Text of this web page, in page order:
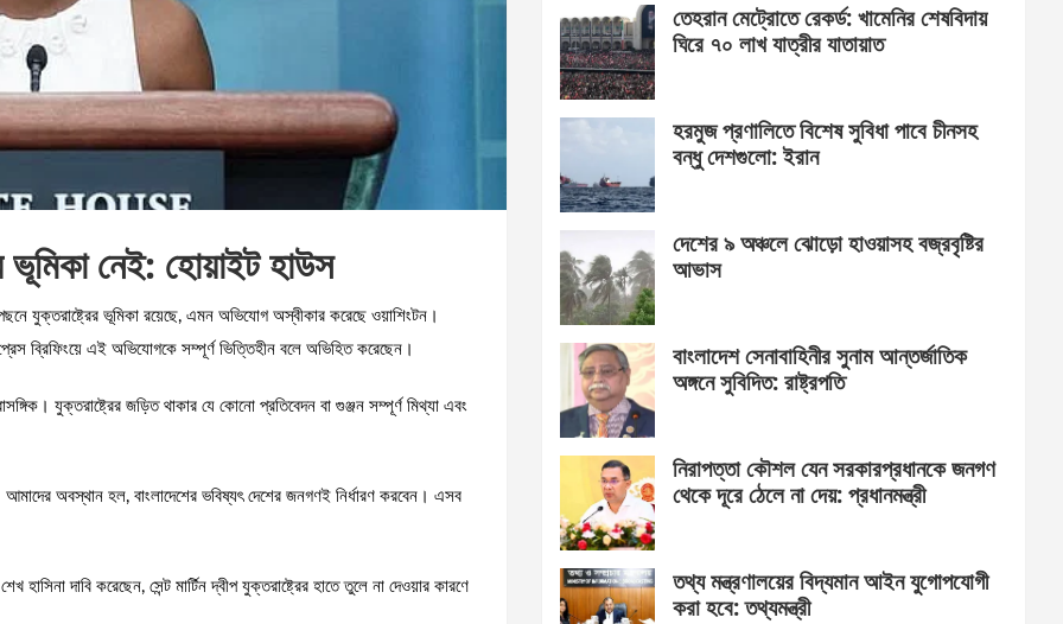
ভূমিকা নেই: হোয়াইট হাউস
যুক্তরাষ্ট্রের ভূমিকা রয়েছে, এমন অভিযোগ অস্বীকার করেছে ওয়াশিংটন।
ব্রিফিংয়ে এই অভিযোগকে সম্পূর্ণ ভিত্তিহীন বলে অভিহিত করেছেন।
যুক্তরাষ্ট্রের জড়িত থাকার যে কোনো প্রতিবেদন বা গুঞ্জন সম্পূর্ণ মিথ্যা এবং
অবস্থান হল, বাংলাদেশের ভবিষ্যৎ দেশের জনগণই নির্ধারণ করবেন। এসব
দাবি করেছেন, সেন্ট মার্টিন দ্বীপ যুক্তরাষ্ট্রের হাতে তুলে না দেওয়ার কারণে
তেহরান মেট্রোতে রেকর্ড: খামেনির শেষবিদায়
ঘিরে ৭০ লাখ যাত্রীর যাতায়াত
হরমুজ প্রণালিতে বিশেষ সুবিধা পাবে চীনসহ
বন্ধু দেশগুলো: ইরান
দেশের ৯ অঞ্চলে ঝোড়ো হাওয়াসহ বজ্রবৃষ্টির
আভাস
বাংলাদেশ সেনাবাহিনীর সুনাম আন্তর্জাতিক
অঙ্গনে সুবিদিত: রাষ্ট্রপতি
নিরাপত্তা কৌশল যেন সরকারপ্রধানকে জনগণ
থেকে দূরে ঠেলে না দেয়: প্রধানমন্ত্রী
তথ্য মন্ত্রণালয়ের বিদ্যমান আইন যুগোপযোগী
করা হবে: তথ্যমন্ত্রী